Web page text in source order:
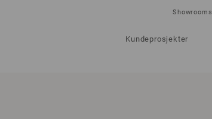
Kundeprosjekter
Showrooms